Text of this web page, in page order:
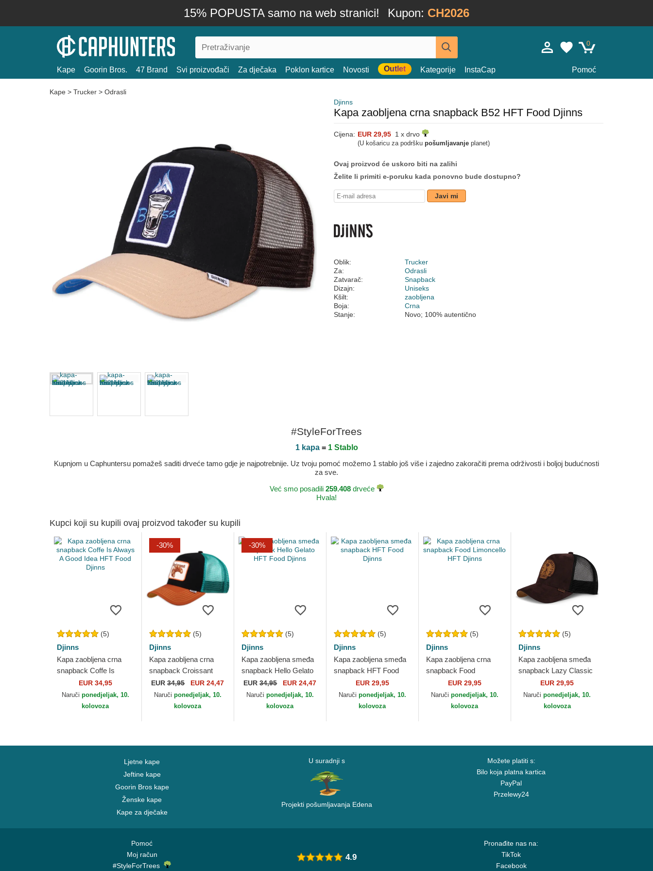
15% POPUSTA samo na web stranici! Kupon: CH2026
0
Kape Goorin Bros. 47 Brand Svi proizvođači Za dječaka Poklon kartice Novosti Outlet Kategorije InstaCap Pomoć
Kape > Trucker > Odrasli
Djinns
Kapa zaobljena crna snapback B52 HFT Food Djinns
Cijena: EUR 29,95 1 x drvo
(U košaricu za podršku pošumljavanje planet)
Ovaj proizvod će uskoro biti na zalihi
Želite li primiti e-poruku kada ponovno bude dostupno?
Javi mi
Oblik:
Trucker
Za:
Odrasli
Zatvarač:
Snapback
Dizajn:
Uniseks
Kšilt:
zaobljena
Boja:
Crna
Stanje:
Novo; 100% autentično
#StyleForTrees
1 kapa= 1 Stablo
Kupnjom u Caphuntersu pomažeš saditi drveće tamo gdje je najpotrebnije. Uz tvoju pomoć možemo 1 stablo još više i zajedno zakoračiti prema održivosti i boljoj budućnosti
za sve.
Već smo posadili 259.408drveće
Hvala!
Kupci koji su kupili ovaj proizvod također su kupili
(5)
Djinns
Kapa zaobljena crna
snapback Coffe Is
Always A Good Idea
HFT Food Djinns
EUR 34,95
Naruči ponedjeljak, 10.
kolovoza
-30%
(5)
Djinns
Kapa zaobljena crna
snapback Croissant
HFT Food Djinns
EUR34,95 EUR 24,47
Naruči ponedjeljak, 10.
kolovoza
-30%
(5)
Djinns
Kapa zaobljena smeđa
snapback Hello Gelato
HFT Food Djinns
EUR34,95 EUR 24,47
Naruči ponedjeljak, 10.
kolovoza
(5)
Djinns
Kapa zaobljena smeđa
snapback HFT Food
EUR 29,95
Naruči ponedjeljak, 10.
kolovoza
(5)
Djinns
Kapa zaobljena crna
snapback Food
Limoncello HFT Djinns
EUR 29,95
Naruči ponedjeljak, 10.
kolovoza
(5)
Djinns
Kapa zaobljena smeđa
snapback Lazy Classic
HFT DjinnsEUR 29,95
Naručiponedjeljak, 10.
kolovoza
Ljetne kape
Jeftine kape
Goorin Bros kape
Ženske kape
Kape za dječake
U suradnji s
Projekti pošumljavanja Edena
Možete platiti s:
Bilo koja platna kartica
PayPal
Przelewy24
Pomoć
Moj račun
#StyleForTrees
Pronađite nas na:
TikTok
Facebook
4.9